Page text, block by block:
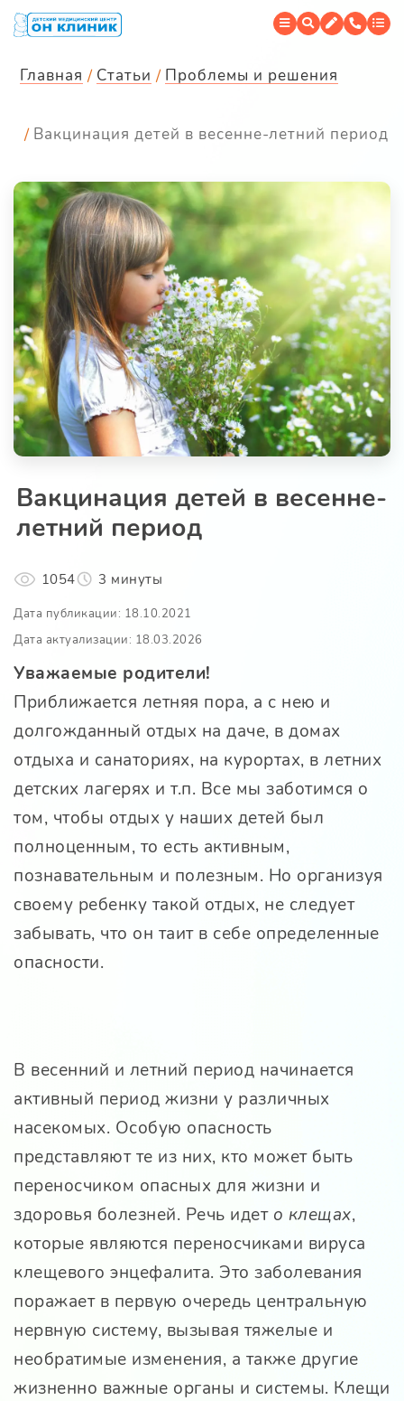
Главная Статьи Проблемы и решения
Вакцинация детей в весенне-летний период
Вакцинация детей в весенне-
летний период
1054 3 минуты
Дата публикации: 18.10.2021
Дата актуализации: 18.03.2026
Уважаемые родители!
Приближается летняя пора, а с нею и
долгожданный отдых на даче, в домах
отдыха и санаториях, на курортах, в летних
детских лагерях и т.п. Все мы заботимся о
том, чтобы отдых у наших детей был
полноценным, то есть активным,
познавательным и полезным. Но организуя
своему ребенку такой отдых, не следует
забывать, что он таит в себе определенные
опасности.
В весенний и летний период начинается
активный период жизни у различных
насекомых. Особую опасность
представляют те из них, кто может быть
переносчиком опасных для жизни и
здоровья болезней. Речь идет о клещах,
которые являются переносчиками вируса
клещевого энцефалита. Это заболевания
поражает в первую очередь центральную
нервную систему, вызывая тяжелые и
необратимые изменения, а также другие
жизненно важные органы и системы. Клещи